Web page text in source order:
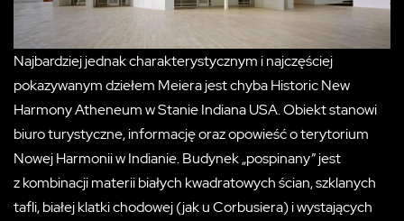
Najbardziej jednak charakterystycznym i najczęściej
pokazywanym dziełem Meiera jest chyba Historic New
Harmony Atheneum w Stanie Indiana USA. Obiekt stanowi
biuro turystyczne, informację oraz opowieść o terytorium
Nowej Harmonii w Indianie. Budynek „pospinany” jest
z kombinacji materii białych kwadratowych ścian, szklanych
tafli, białej klatki chodowej (jak u Corbusiera) i wystających